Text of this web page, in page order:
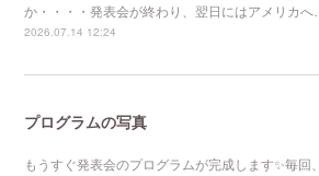
か・・・・発表会が終わり、翌日にはアメリカへ…
2026.07.14 12:24
プログラムの写真
もうすぐ発表会のプログラムが完成します✨毎回、